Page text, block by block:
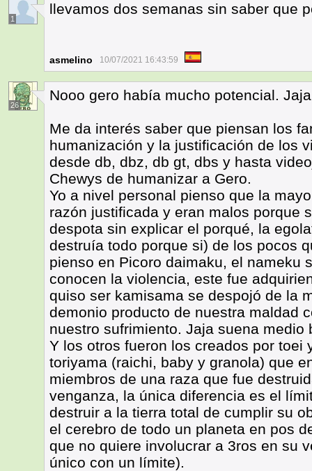
1
llevamos dos semanas sin saber que
asmelino 10/07/2021 16:43:59
26
Nooo gero había mucho potencial.
Me da interés saber que piensan los
humanización y la justificación de los
desde db, dbz, db gt, dbs y hasta
Chewys de humanizar a Gero.
Yo a nivel personal pienso que la
razón justificada y eran malos porque
despota sin explicar el porqué, la
destruía todo porque si) de los pocos
pienso en Picoro daimaku, el nameku
conocen la violencia, este fue
quiso ser kamisama se despojó de la
demonio producto de nuestra maldad
nuestro sufrimiento. Jaja suena medio
Y los otros fueron los creados por toei
toriyama (raichi, baby y granola) que
miembros de una raza que fue
venganza, la única diferencia es el
destruir a la tierra total de cumplir su
el cerebro de todo un planeta en pos
que no quiere involucrar a 3ros en su
único con un límite).